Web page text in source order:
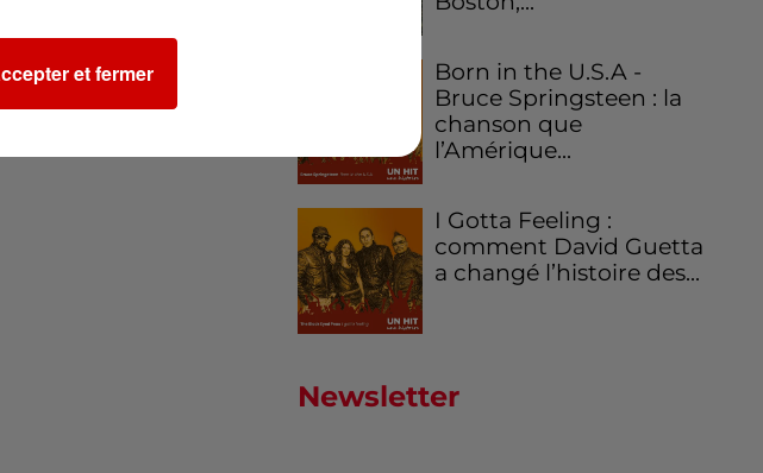
Born in the U.S.A -
Bruce Springsteen : la
chanson que
l’Amérique...
I Gotta Feeling :
comment David Guetta
a changé l’histoire des...
Newsletter
et fermer